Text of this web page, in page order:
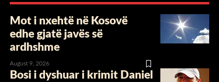
Mot i nxehtë në Kosovë
edhe gjatë javës së
ardhshme
August 9, 2026
Bosi i dyshuar i krimit Daniel